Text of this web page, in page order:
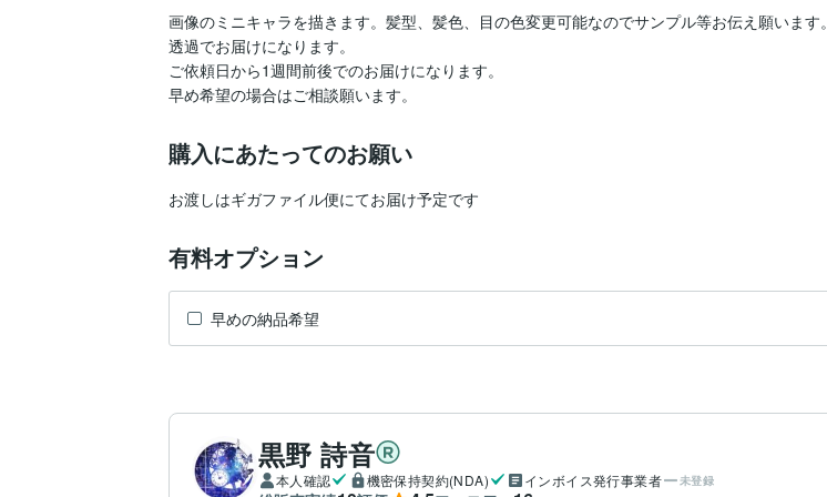
画像のミニキャラを描きます。髪型、髪色、目の色変更可能なのでサンプル等お伝え願います。
透過でお届けになります。
ご依頼日から1週間前後でのお届けになります。
購入にあたってのお願い
お渡しはギガファイル便にてお届け予定です
有料オプション
早めの納品希望
黒野 詩音
本人確認 機密保持契約(NDA) インボイス発行事業者 未登録